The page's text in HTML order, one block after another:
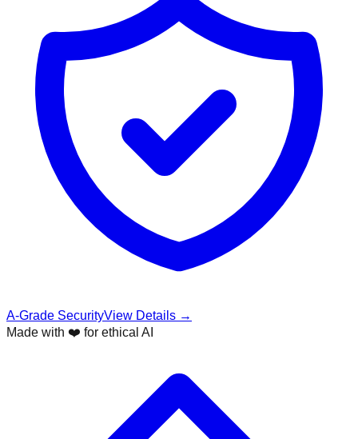
A-Grade SecurityView Details →
Made with ❤️ for ethical AI